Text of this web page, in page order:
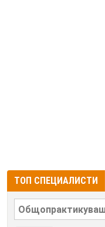
ТОП СПЕЦИАЛИСТИ